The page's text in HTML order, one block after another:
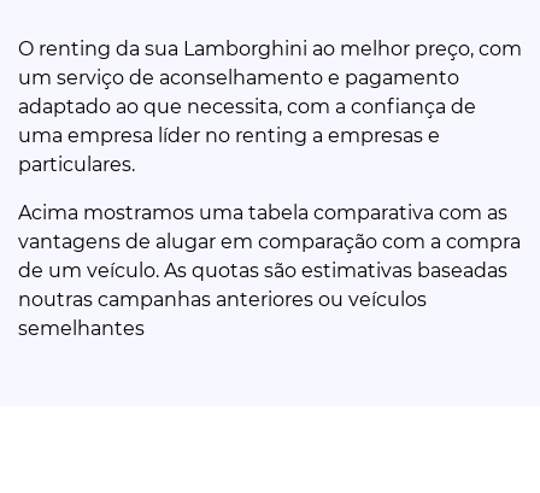
O renting da sua Lamborghini ao melhor preço, com
um serviço de aconselhamento e pagamento
adaptado ao que necessita, com a confiança de
uma empresa líder no renting a empresas e
particulares.
Acima mostramos uma tabela comparativa com as
vantagens de alugar em comparação com a compra
de um veículo. As quotas são estimativas baseadas
noutras campanhas anteriores ou veículos
semelhantes